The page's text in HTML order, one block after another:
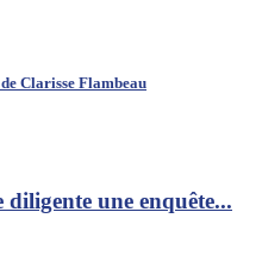
Clarisse Flambeau
une enquête...